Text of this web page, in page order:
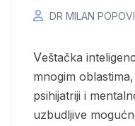
DR MILAN
Veštačka inteligencija (AI) već se koristi u
mnogim
psihijatriji i
uzbudljive